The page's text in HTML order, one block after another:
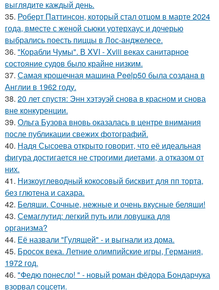
выглядите каждый день.
35. Роберт Паттинсон, который стал отцом в марте 2024
года, вместе с женой сьюки уотерхаус и дочерью
выбрались поесть пиццы в Лос-анджелесе.
36. "Корабли Чумы". В XVI - Xviii веках санитарное
состояние судов было крайне низким.
37. Самая крошечная машинa Peelp50 была созданa в
Англии в 1962 году.
38. 20 лет спустя: Энн хэтэуэй снова в красном и снова
вне конкуренции.
39. Ольга Бузова вновь оказалась в центре внимания
после публикации свежих фотографий.
40. Надя Сысоева открыто говорит, что её идеальная
фигура достигается не строгими диетами, а отказом от
них.
41. Низкоуглеводный кокосовый бисквит для пп торта,
без глютена и сахара.
42. Беляши. Сочные, нежные и очень вкусные беляши!
43. Семаглутид: легкий путь или ловушка для
организма?
44. Её назвали "Гулящей" - и выгнали из дома.
45. Бросок века. Летние олимпийские игры, Германия,
1972 год.
46. "Федю понесло! " - новый роман фёдора Бондарчука
взорвал соцсети.